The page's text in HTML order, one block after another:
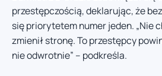
przestępczością, deklarując, że
się priorytetem numer jeden. „Nie
zmienił stronę. To przestępcy
nie odwrotnie” – podkreśla.